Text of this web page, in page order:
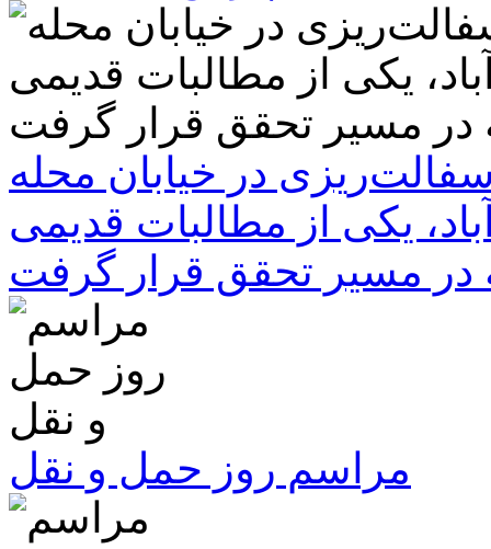
در خیابان محله
یکی از مطالبات قدیمی
در مسیر تحقق قرار گرفت
مراسم روز حمل و نقل